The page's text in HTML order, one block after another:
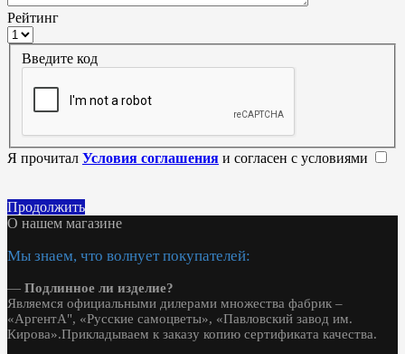
Рейтинг
Введите код
Я прочитал Условия соглашения и согласен с условиями
Продолжить
О нашем магазине
Мы знаем, что волнует покупателей:
— Подлинное ли изделие?
Являемся официальными дилерами множества фабрик –
«АргентА", «Русские самоцветы», «Павловский завод им.
Кирова».Прикладываем к заказу копию сертификата качества.